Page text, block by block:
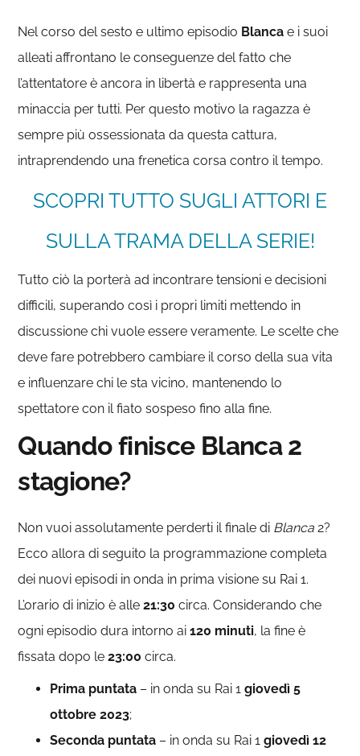
Nel corso del sesto e ultimo episodio Blanca e i suoi
alleati affrontano le conseguenze del fatto che
l’attentatore è ancora in libertà e rappresenta una
minaccia per tutti. Per questo motivo la ragazza è
sempre più ossessionata da questa cattura,
intraprendendo una frenetica corsa contro il tempo.
SCOPRI TUTTO SUGLI ATTORI E
SULLA TRAMA DELLA SERIE!
Tutto ciò la porterà ad incontrare tensioni e decisioni
difficili, superando così i propri limiti mettendo in
discussione chi vuole essere veramente. Le scelte che
deve fare potrebbero cambiare il corso della sua vita
e influenzare chi le sta vicino, mantenendo lo
spettatore con il fiato sospeso fino alla fine.
Quando finisce Blanca 2
stagione?
Non vuoi assolutamente perderti il finale di Blanca 2?
Ecco allora di seguito la programmazione completa
dei nuovi episodi in onda in prima visione su Rai 1.
L’orario di inizio è alle21:30 circa. Considerando che
ogni episodio dura intorno ai120 minuti, la fine è
fissata dopo le23:00 circa.
Prima puntata – in onda su Rai 1giovedì 5
ottobre 2023;
Seconda puntata – in onda su Rai 1giovedì 12